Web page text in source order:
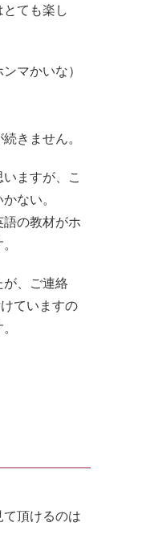
とても楽し
マかいな）
きません。
いますが、こ
ない。
の教材がホ
が、ご連絡
ていますの
頂けるのは